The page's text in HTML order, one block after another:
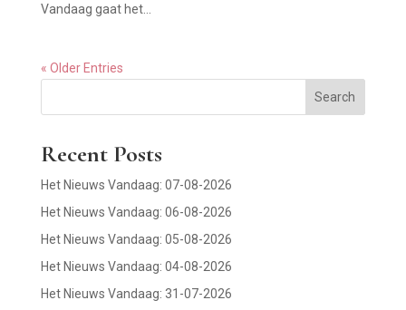
Vandaag gaat het...
« Older Entries
Search
Recent Posts
Het Nieuws Vandaag: 07-08-2026
Het Nieuws Vandaag: 06-08-2026
Het Nieuws Vandaag: 05-08-2026
Het Nieuws Vandaag: 04-08-2026
Het Nieuws Vandaag: 31-07-2026